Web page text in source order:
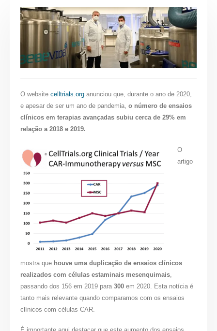
O websitecelltrials.org anunciou que, durante o ano de 2020,
e apesar de ser um ano de pandemia,o número de ensaios
clínicos em terapias avançadas subiu cerca de 29% em
relação a 2018 e 2019.
O
artigo
mostra que houve uma duplicação de ensaios clínicos
realizados com células estaminais mesenquimais
passando dos 156 em 2019 para300 em 2020. Esta notícia é
tanto mais relevante quando comparamos com os ensaios
clínicos com células CAR.